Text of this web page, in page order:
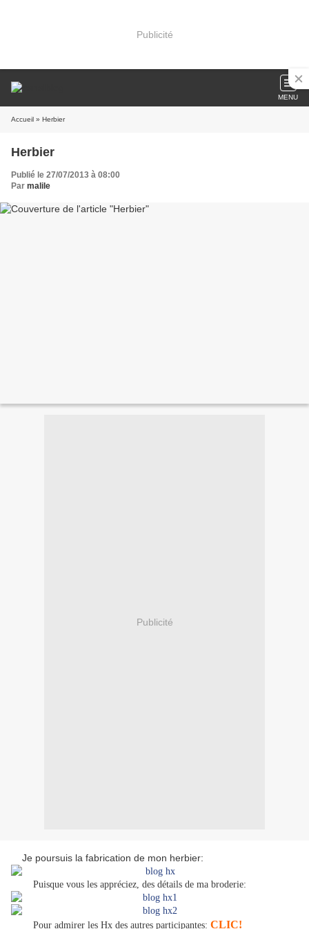
Publicité
MENU
Accueil » Herbier
Herbier
Publié le 27/07/2013 à 08:00
Par malile
Publicité
Je poursuis la fabrication de mon herbier:
Puisque vous les appréciez, des détails de ma broderie:
Pour admirer les Hx des autres participantes: CLIC!